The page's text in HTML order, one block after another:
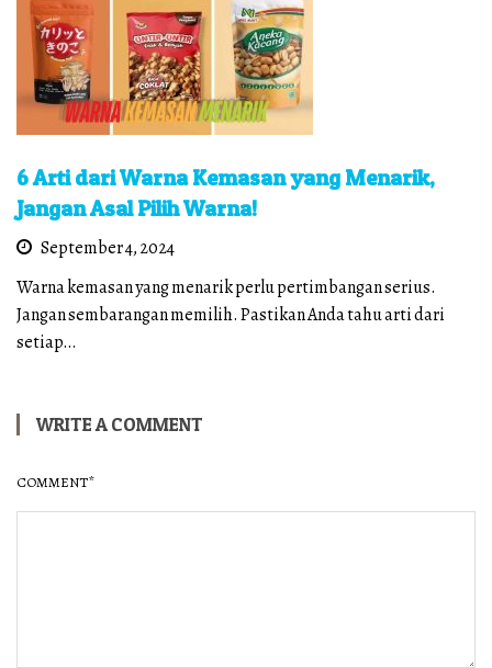
6 Arti dari Warna Kemasan yang Menarik,
Jangan Asal Pilih Warna!
September 4, 2024
Warna kemasan yang menarik perlu pertimbangan serius.
Jangan sembarangan memilih. Pastikan Anda tahu arti dari
setiap…
WRITE A COMMENT
COMMENT*